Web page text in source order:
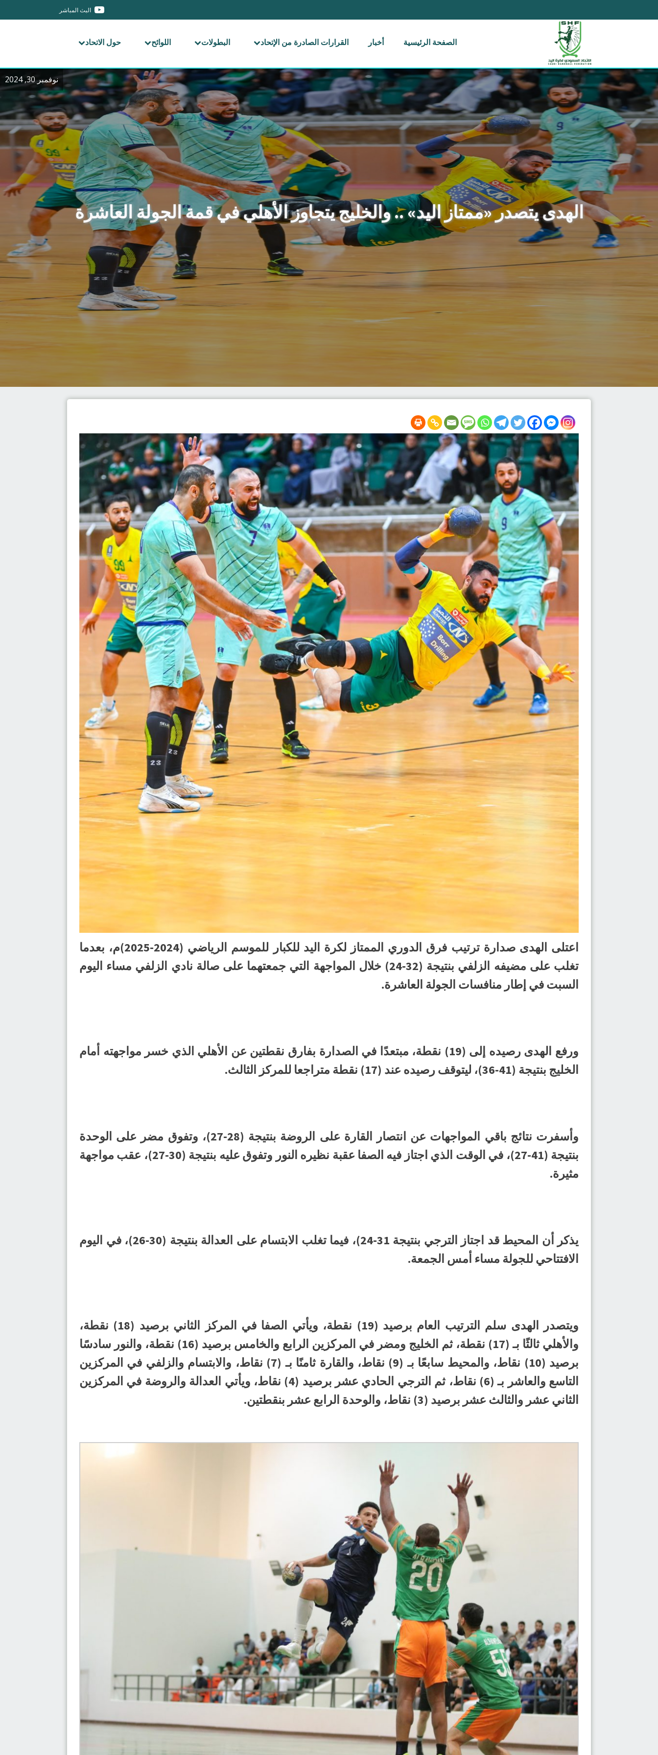
البث المباشر
الصفحة الرئيسية أخبار القرارات الصادرة من الإتحاد البطولات اللوائح حول الاتحاد
نوفمبر 30, 2024
الهدى يتصدر «ممتاز اليد» .. والخليج يتجاوز الأهلي في قمة الجولة العاشرة
اعتلى الهدى صدارة ترتيب فرق الدوري الممتاز لكرة اليد للكبار للموسم الرياضي (2024-2025)م، بعدما
تغلب على مضيفه الزلفي بنتيجة (32-24) خلال المواجهة التي جمعتهما على صالة نادي الزلفي مساء اليوم
السبت في إطار منافسات الجولة العاشرة.
ورفع الهدى رصيده إلى (19) نقطة، مبتعدًا في الصدارة بفارق نقطتين عن الأهلي الذي خسر مواجهته أمام
الخليج بنتيجة (41-36)، ليتوقف رصيده عند (17) نقطة متراجعا للمركز الثالث.
وأسفرت نتائج باقي المواجهات عن انتصار القارة على الروضة بنتيجة (28-27)، وتفوق مضر على الوحدة
بنتيجة (41-27)، في الوقت الذي اجتاز فيه الصفا عقبة نظيره النور وتفوق عليه بنتيجة (30-27)، عقب مواجهة
مثيرة.
يذكر أن المحيط قد اجتاز الترجي بنتيجة 31-24)، فيما تغلب الابتسام على العدالة بنتيجة (30-26)، في اليوم
الافتتاحي للجولة مساء أمس الجمعة.
ويتصدر الهدى سلم الترتيب العام برصيد (19) نقطة، ويأتي الصفا في المركز الثاني برصيد (18) نقطة،
والأهلي ثالثًا بـ (17) نقطة، ثم الخليج ومضر في المركزين الرابع والخامس برصيد (16) نقطة، والنور سادسًا
برصيد (10) نقاط، والمحيط سابعًا بـ (9) نقاط، والقارة ثامنًا بـ (7) نقاط، والابتسام والزلفي في المركزين
التاسع والعاشر بـ (6) نقاط، ثم الترجي الحادي عشر برصيد (4) نقاط، ويأتي العدالة والروضة في المركزين
الثاني عشر والثالث عشر برصيد (3) نقاط، والوحدة الرابع عشر بنقطتين.